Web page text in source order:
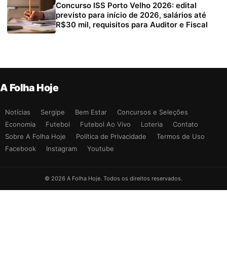
Concurso ISS Porto Velho 2026: edital
previsto para início de 2026, salários até
R$30 mil, requisitos para Auditor e Fiscal
A Folha Hoje
Notícias Sergipe Bem Estar
Concursos e Seleções
Economia
Futebol Futebol Ao Vivo Loteria
Contato
Sobre A Folha Hoje
Política de Privacidade
Termos de Uso
Facebook
Instagram Youtube
© 2026 A Folha Hoje. Todos os direitos reservados.